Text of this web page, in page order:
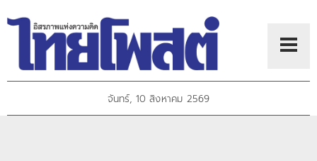
จันทร์, 10 สิงหาคม 2569